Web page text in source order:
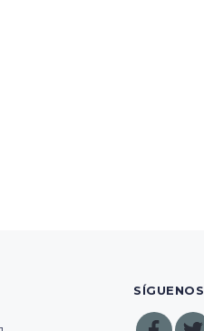
SÍGUENOS